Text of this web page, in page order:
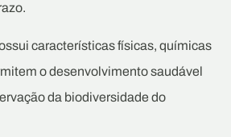
características físicas, químicas
o desenvolvimento saudável
da biodiversidade do